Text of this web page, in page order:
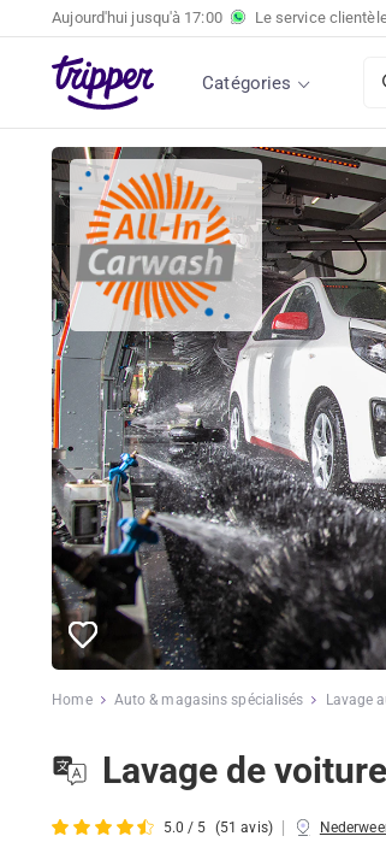
Aujourd'hui jusqu'à 17:00 Le service
Catégories
Home Auto & magasins spécialisés Lavage
Lavage de
5.0 / 5 (51 avis) |